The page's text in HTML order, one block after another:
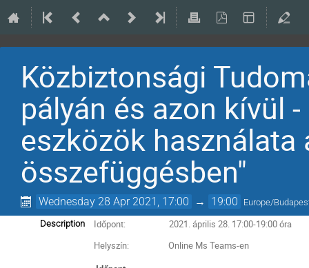
Közbiztonsági
pályán és azon kívül
eszközök
összefüggésben"
Wednesday 28 Apr 2021, 17:00 → 19:00 Europe/
Description
Időpont: 2021. április 28. 17:00-19:00 óra
Helyszín: Online Ms Teams-en